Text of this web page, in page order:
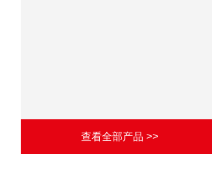
查看全部产品 >>